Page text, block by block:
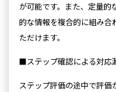
が可能です。また、定量的
的な情報を複合的に組み合
ただけます。
■ステップ確認による対応
ステップ評価の途中で評価